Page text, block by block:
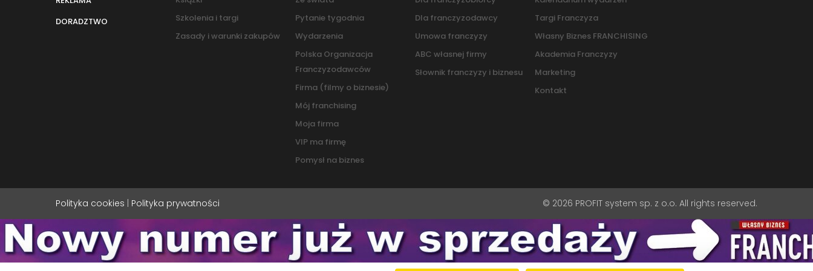
DORADZTWO
Szkolenia i targi
Zasady i warunki zakupów
Pytanie tygodnia
Wydarzenia
Polska Organizacja
Franczyzodawców
Firma (filmy o biznesie)
Mój franchising
Moja firma
VIP ma firmę
Pomysł na biznes
Dla franczyzodawcy
Umowa franczyzy
ABC własnej firmy
Słownik franczyzy i biznesu
Targi Franczyza
Własny Biznes FRANCHISING
Akademia Franczyzy
Marketing
Kontakt
Polityka cookies | Polityka prywatności © 2026 PROFIT system sp. z o.o. All rights reserved.